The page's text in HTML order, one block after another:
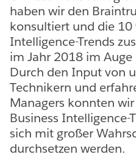
haben wir den
konsultiert und die 10
Intelligence-Trends
im Jahr 2018 im
Durch den Input von
Technikern und
Managers konnten
Business Intelligence-
sich mit großer
durchsetzen werden.